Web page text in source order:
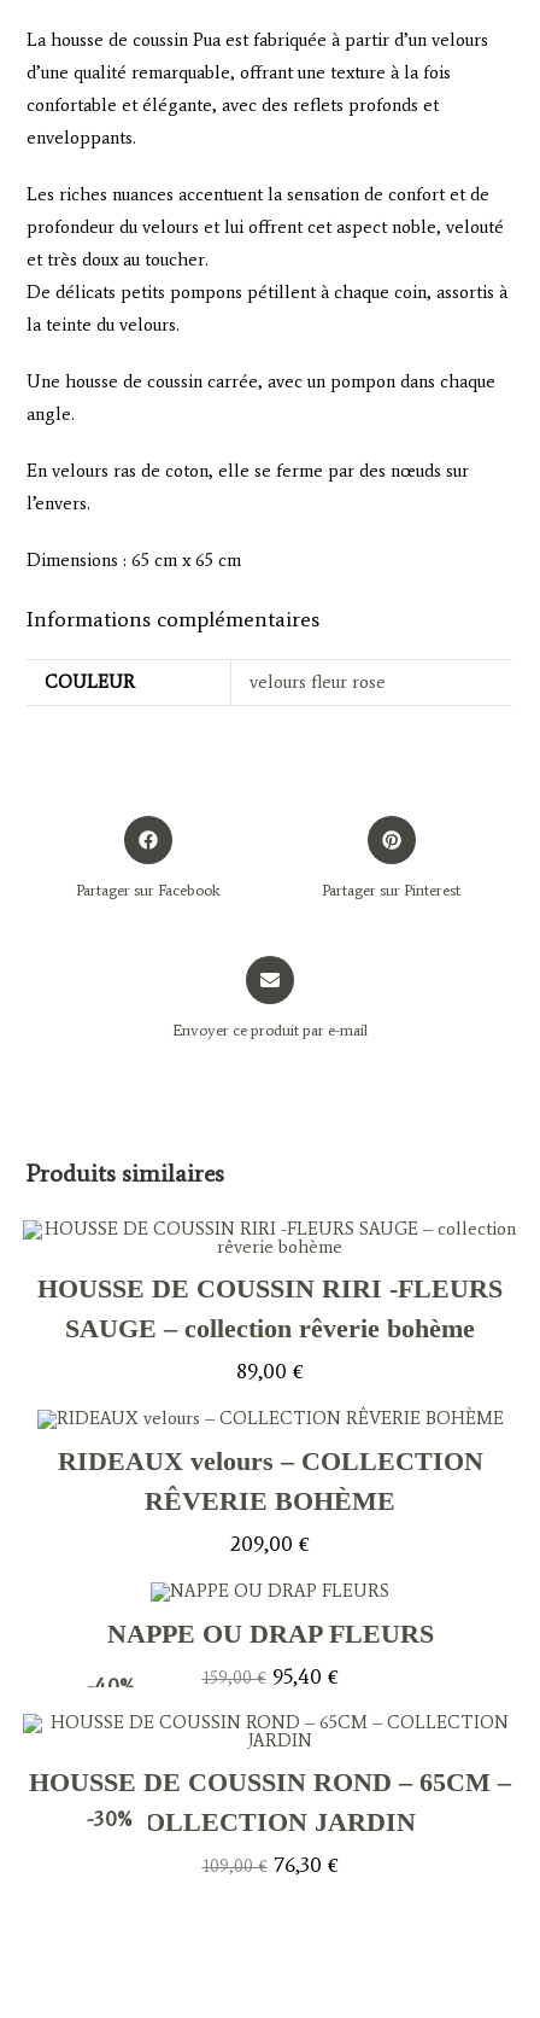
La housse de coussin Pua est fabriquée à partir d’un velours
d’une qualité remarquable, offrant une texture à la fois
confortable et élégante, avec des reflets profonds et
enveloppants.
Les riches nuances accentuent la sensation de confort et de
profondeur du velours et lui offrent cet aspect noble, velouté
et très doux au toucher.
De délicats petits pompons pétillent à chaque coin, assortis à
la teinte du velours.
Une housse de coussin carrée, avec un pompon dans chaque
angle.
En velours ras de coton, elle se ferme par des nœuds sur
l’envers.
Dimensions : 65 cm x 65 cm
Informations complémentaires
COULEUR velours fleur rose
Opens
in
Partager sur Facebook
Opens
in
Partager sur Pinterest
Opens
in
new
Envoyer ce produit par e-mail
Produits similaires
HOUSSE DE COUSSIN RIRI -FLEURS
SAUGE – collection rêverie bohème
89,00 €
RIDEAUX velours – COLLECTION
RÊVERIE BOHÈME
209,00 €
-40%
NAPPE OU DRAP FLEURS
159,00€ Le
prix
était :
159,00 €.
95,40 €Le
prix
est :
-30%
HOUSSE DE COUSSIN ROND – 65CM –
COLLECTION JARDIN
109,00€ Le
prix
76,30 €Le
prix